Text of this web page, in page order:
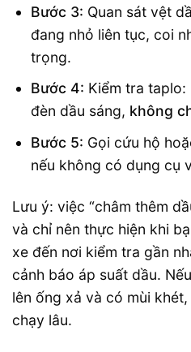
Bước 3: Quan sát vệt
đang nhỏ liên tục, coi
trọng.
Bước 4: Kiểm tra taplo:
đèn dầu sáng, không
Bước 5: Gọi cứu hộ
nếu không có dụng cụ
Lưu ý: việc “châm thêm
và chỉ nên thực hiện khi
xe đến nơi kiểm tra gần
cảnh báo áp suất dầu.
lên ống xả và có mùi
chạy lâu.